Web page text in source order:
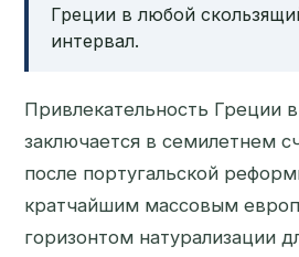
Греции в любой
интервал.
Привлекательность Греции
заключается в семилетнем
после португальской
кратчайшим массовым
горизонтом натурализации